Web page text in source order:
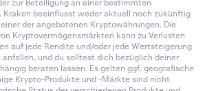
zur Beteiligung an einer bestimmten
Kraken beeinflusst weder aktuell noch zukünftig
der angebotenen Kryptowährungen. Die
Kryptovermögensmärkten kann zu Verlusten
auf jede Rendite und/oder jede Wertsteigerung
und du solltest dich bezüglich deiner
beraten lassen. Es gelten ggf. geografische
Krypto-Produkte und -Märkte sind nicht